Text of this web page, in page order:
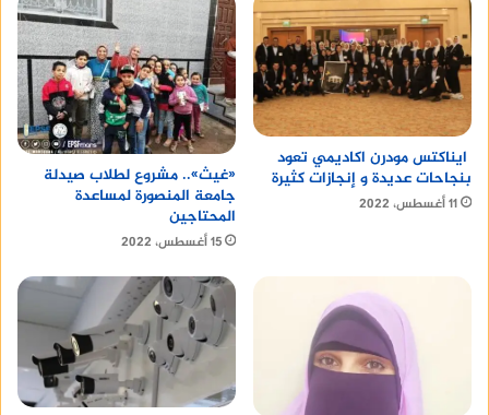
ايناكتس مودرن اكاديمي تعود
بنجاحات عديدة و إنجازات كثيرة
11 أغسطس، 2022
«غيث».. مشروع لطلاب صيدلة
جامعة المنصورة لمساعدة
المحتاجين
15 أغسطس، 2022